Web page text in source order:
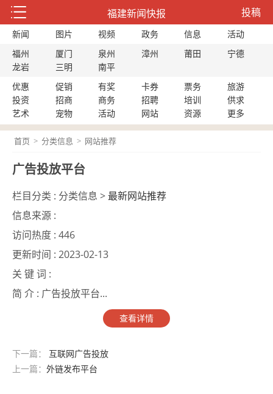
福建新闻快报 投稿
新闻 图片 视频 政务 信息
活动
福州
厦门 泉州 漳州 莆田
宁德
龙岩
三明
南平
优惠
促销 有奖 卡券 票务
旅游
投资
招商 商务 招聘 培训
供求
艺术
宠物 活动 网站 资源 更多
首页 > 分类信息 > 网站推荐
广告投放平台
栏目分类 : 分类信息 >最新网站推荐
信息来源 :
访问热度 : 446
更新时间 : 2023-02-13
关 键 词 :
简 介 : 广告投放平台...
查看详情
下一篇：
互联网广告投放
上一篇： 外链发布平台